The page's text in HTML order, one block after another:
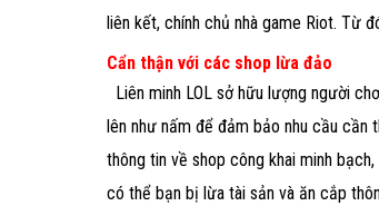
liên kết, chính chủ nhà game Riot. Từ
Cẩn thận với các shop lừa đảo
Liên minh LOL sở hữu lượng người
lên như nấm để đảm bảo nhu cầu cần
thông tin về shop công khai minh
có thể bạn bị lừa tài sản và ăn cắp